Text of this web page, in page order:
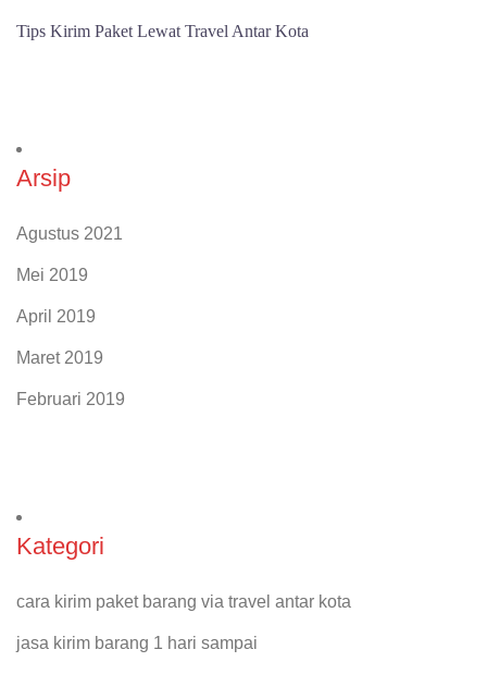
Tips Kirim Paket Lewat Travel Antar Kota
Arsip
Agustus 2021
Mei 2019
April 2019
Maret 2019
Februari 2019
Kategori
cara kirim paket barang via travel antar kota
jasa kirim barang 1 hari sampai